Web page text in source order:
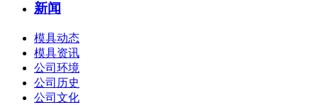
新闻
模具动态
模具资讯
公司环境
公司历史
公司文化